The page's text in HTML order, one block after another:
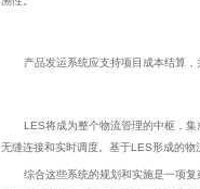
产品发运系统应支持项目成本结算
LES将成为整个物流管理的中枢，
无缝连接和实时调度。基于LES形成的物
综合这些系统的规划和实施是一项